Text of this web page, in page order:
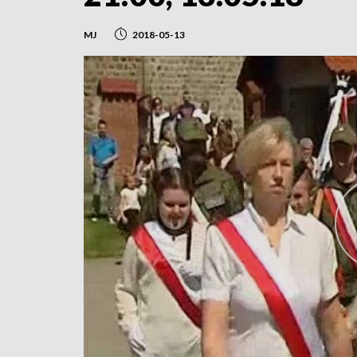
MJ 2018-05-13